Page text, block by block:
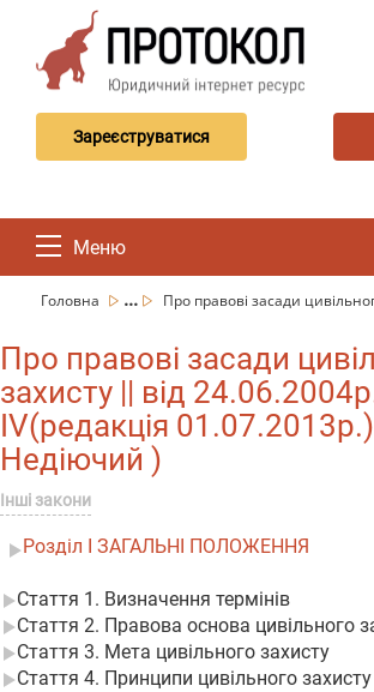
Зареєструватися
Меню
Головна ... Про правові засади
Про правові засади
захисту || від
IV(редакція
Недіючий )
Інші закони
Розділ I ЗАГАЛЬНІ ПОЛОЖЕННЯ
Стаття 1. Визначення термінів
Стаття 2. Правова основа цивільного
Стаття 3. Мета цивільного захисту
Стаття 4. Принципи цивільного захисту